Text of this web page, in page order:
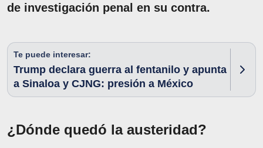
de investigación penal en su contra.
Te puede interesar:
Trump declara guerra al fentanilo y apunta
a Sinaloa y CJNG: presión a México
¿Dónde quedó la austeridad?